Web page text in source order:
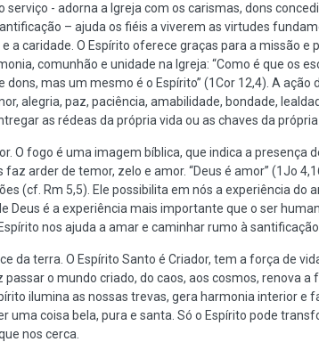
serviço - adorna a Igreja com os carismas, dons
– ajuda os fiéis a viverem as virtudes
a caridade. O Espírito oferece graças para a missão e
comunhão e unidade na Igreja: “Como é que os
dons, mas um mesmo é o Espírito” (1Cor 12,4). A ação
alegria, paz, paciência, amabilidade, bondade,
as rédeas da própria vida ou as chaves da própria
O fogo é uma imagem bíblica, que indica a presença
arder de temor, zelo e amor. “Deus é amor” (1Jo
(cf. Rm 5,5). Ele possibilita em nós a experiência do
Deus é a experiência mais importante que o ser
nos ajuda a amar e caminhar rumo à santificação.
da terra. O Espírito Santo é Criador, tem a força de
passar o mundo criado, do caos, aos cosmos, renova
ilumina as nossas trevas, gera harmonia interior e
uma coisa bela, pura e santa. Só o Espírito pode
nos cerca.